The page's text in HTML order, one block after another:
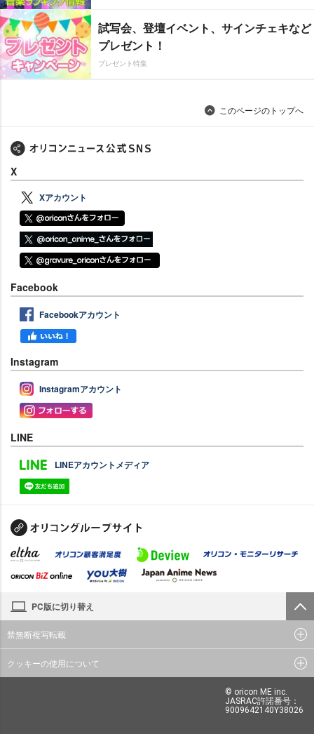
試写会、登壇イベント、サインチェキなど
プレゼント！
プレゼント特集
このページのトップへ
X
Xアカウント
Facebook
Facebookアカウント
Instagram
Instagramアカウント
LINE
LINEアカウントメディア
PC版に切り替え
禁無断複写転載
クッキーの使用について
© oricon ME inc.
JASRAC許諾番号：
9009642140Y38026